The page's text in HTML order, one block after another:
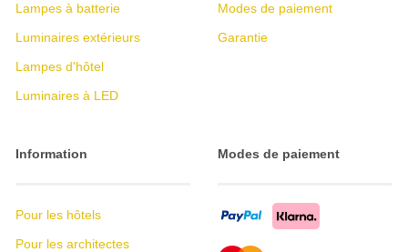
Lampes à batterie
Luminaires extérieurs
Lampes d'hôtel
Luminaires à LED
Modes de paiement
Garantie
Information
Pour les hôtels
Pour les architectes
Modes de paiement